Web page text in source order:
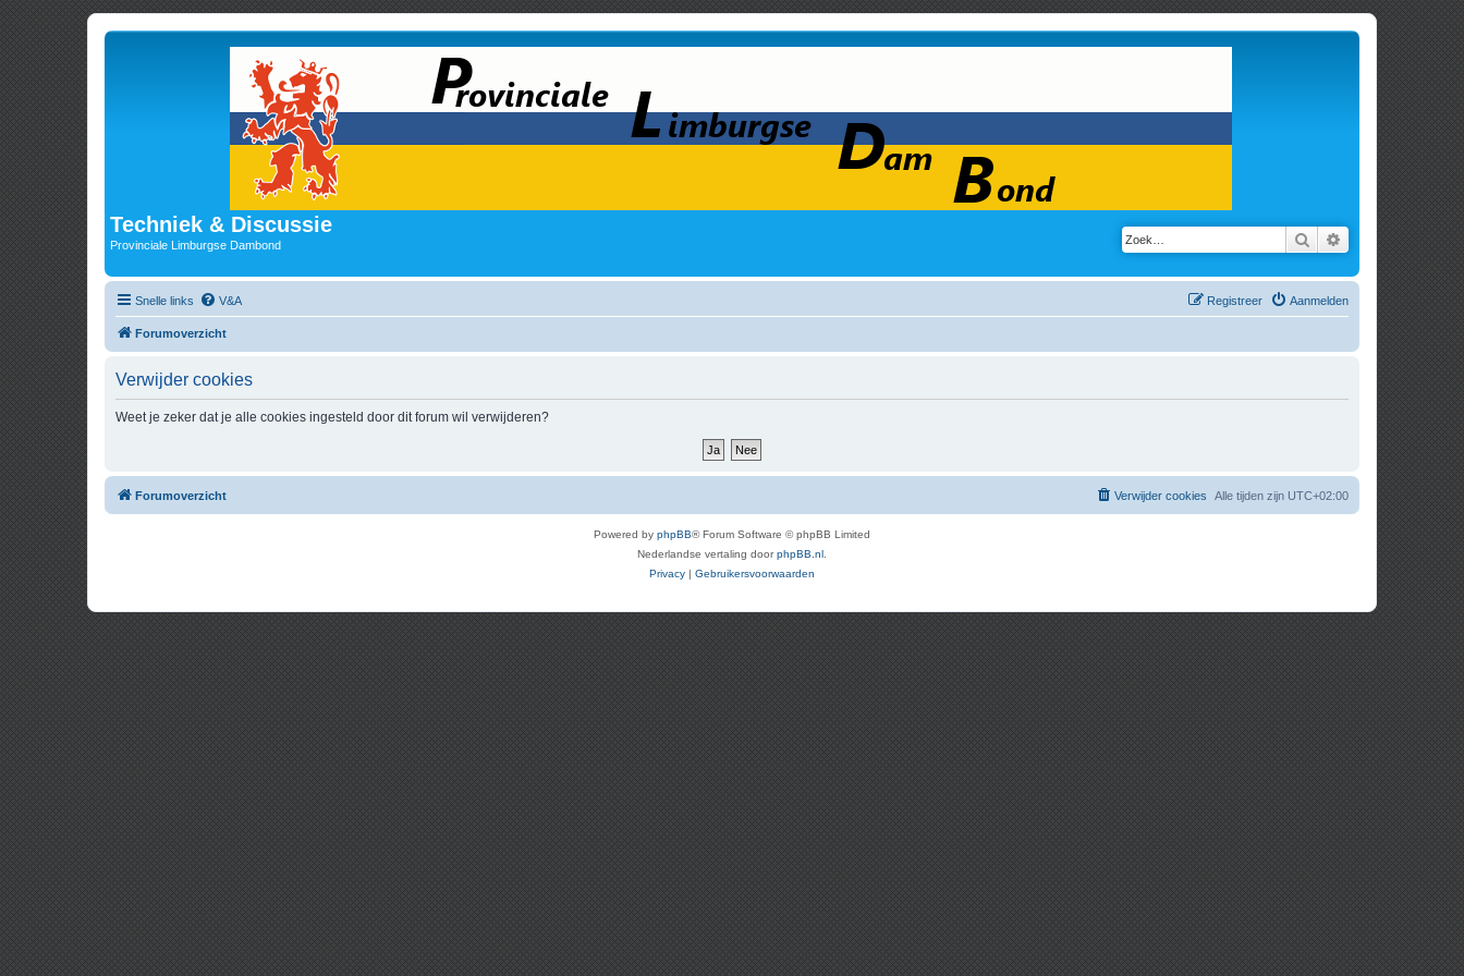
Techniek & Discussie
Provinciale Limburgse Dambond Zoek Uitgebreid zoeken
Snelle links V&A Aanmelden
Registreer
Forumoverzicht
Verwijder cookies
Weet je zeker dat je alle cookies ingesteld door dit forum wil verwijderen?
Forumoverzicht Alle tijden zijn UTC+02:00
Verwijder cookies
Powered by phpBB® Forum Software © phpBB Limited
Nederlandse vertaling doorphpBB.nl
Privacy | Gebruikersvoorwaarden